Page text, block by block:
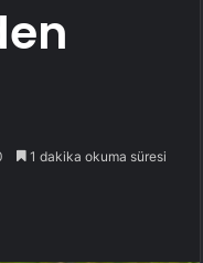
1 dakika okuma süresi